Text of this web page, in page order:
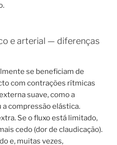
e arterial — diferenças
se beneficiam de
com contrações rítmicas
suave, como a
a compressão elástica.
Se o fluxo está limitado,
cedo (dor de claudicação).
e, muitas vezes,